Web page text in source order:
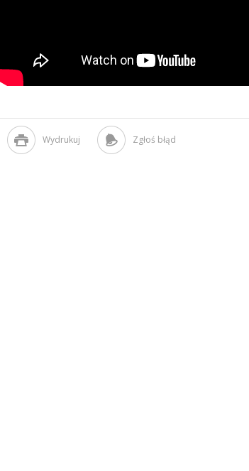
Wydrukuj Zgłoś błąd